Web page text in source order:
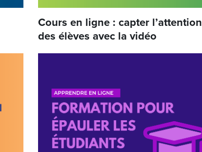
Cours en ligne : capter l’attention
des élèves avec la vidéo